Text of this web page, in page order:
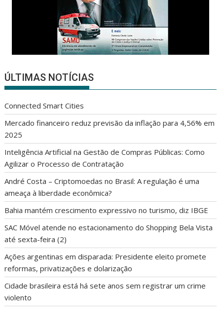
ÚLTIMAS NOTÍCIAS
Connected Smart Cities
Mercado financeiro reduz previsão da inflação para 4,56% em
2025
Inteligência Artificial na Gestão de Compras Públicas: Como
Agilizar o Processo de Contratação
André Costa – Criptomoedas no Brasil: A regulação é uma
ameaça à liberdade econômica?
Bahia mantém crescimento expressivo no turismo, diz IBGE
SAC Móvel atende no estacionamento do Shopping Bela Vista
até sexta-feira (2)
Ações argentinas em disparada: Presidente eleito promete
reformas, privatizações e dolarização
Cidade brasileira está há sete anos sem registrar um crime
violento